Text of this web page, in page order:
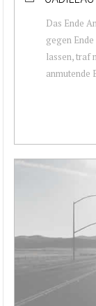
Das Ende
gegen
lassen, traf
anmutende